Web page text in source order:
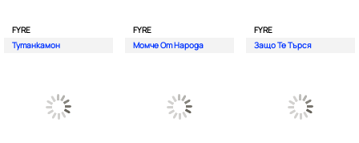
FYRE
Тутанкамон
FYRE
Момче От Народа
FYRE
Защо Те Търся